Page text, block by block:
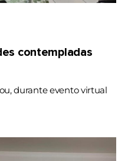
contempladas
durante evento virtual